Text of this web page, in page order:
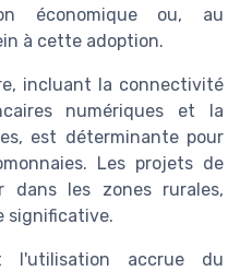
économique ou, au
à cette adoption.
incluant la connectivité
numériques et la
est déterminante pour
Les projets de
dans les zones rurales,
significative.
l'utilisation accrue du